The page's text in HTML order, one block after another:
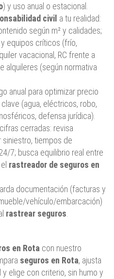
) y uso anual o estacional.
civil a tu realidad:
según m² y calidades;
equipos críticos (frío,
vacacional, RC frente a
alquileres (según normativa
anual para optimizar precio
(agua, eléctricos, robo,
defensa jurídica).
cerradas: revisa
tiempos de
7; busca equilibrio real entre
rastreador de seguros en
documentación (facturas y
vehículo/embarcación)
rastrear seguros.
en Rota con nuestro
seguros en Rota, ajusta
elige con criterio, sin humo y